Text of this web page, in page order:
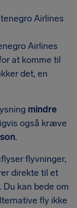
Airlines
Airlines
at komme til
det, en
mindre
også kræve
.
flyvninger,
direkte til et
kan bede om
fly ikke